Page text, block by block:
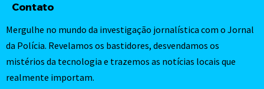
Contato
Mergulhe no mundo da investigação jornalística com o Jornal
da Polícia. Revelamos os bastidores, desvendamos os
mistérios da tecnologia e trazemos as notícias locais que
realmente importam.